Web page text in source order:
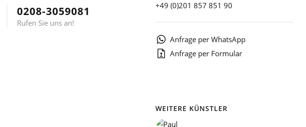
0208-3059081
Rufen Sie uns an!
+49 (0)201 857 851 90
Anfrage per WhatsApp
Anfrage per Formular
WEITERE KÜNSTLER